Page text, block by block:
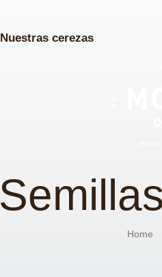
Nuestras cerezas
Home